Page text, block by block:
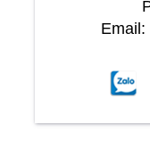
Email: